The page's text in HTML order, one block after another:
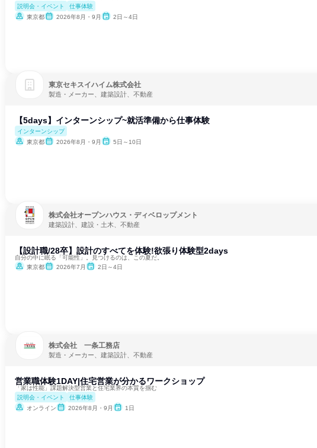
説明会・イベント
仕事体験
東京都
2026年8月・9月 2日～4日
東京セキスイハイム株式会社
製造・メーカー、建築設計、不動産
【5days】インターンシップ~就活準備から仕事体験
インターンシップ
東京都
2026年8月・9月 5日～10日
株式会社オープンハウス・ディベロップメント
建築設計、建設・土木、不動産
【設計職/28卒】設計のすべてを体験!欲張り体験型2days
自分の中に眠る「可能性」。見つけるのは、この夏だ。
東京都
2026年7月 2日～4日
株式会社 一条工務店
製造・メーカー、建築設計、不動産
営業職体験1DAY|住宅営業が分かるワークショップ
「家は性能」課題解決型営業と住宅業界の本質を掴む
説明会・イベント
仕事体験
オンライン
2026年8月・9月 1日